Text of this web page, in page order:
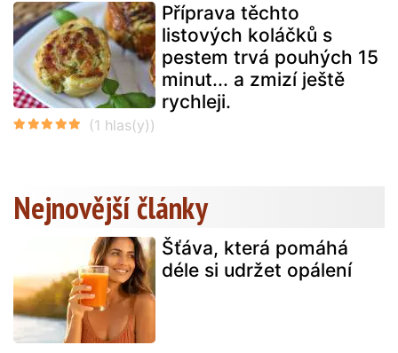
Příprava těchto
listových koláčků s
pestem trvá pouhých 15
minut... a zmizí ještě
rychleji.
Nejnovější články
Šťáva, která pomáhá
déle si udržet opálení